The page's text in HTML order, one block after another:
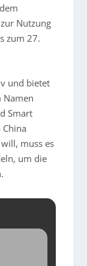
Nutzung
zum 27.
und bietet
Namen
Smart
China
muss es
um die